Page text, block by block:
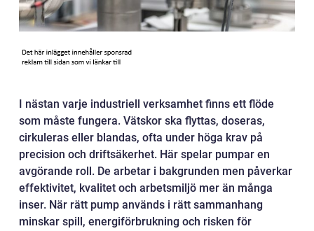
I nästan varje industriell verksamhet finns ett flöde
som måste fungera. Vätskor ska flyttas, doseras,
cirkuleras eller blandas, ofta under höga krav på
precision och driftsäkerhet. Här spelar pumpar en
avgörande roll. De arbetar i bakgrunden men påverkar
effektivitet, kvalitet och arbetsmiljö mer än många
inser. När rätt pump används i rätt sammanhang
minskar spill, energiförbrukning och risken för